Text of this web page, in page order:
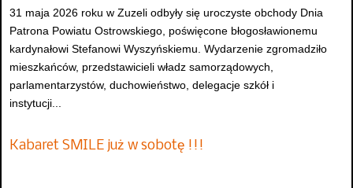
31 maja 2026 roku w Zuzeli odbyły się uroczyste obchody Dnia
Patrona Powiatu Ostrowskiego, poświęcone błogosławionemu
kardynałowi Stefanowi Wyszyńskiemu. Wydarzenie zgromadziło
mieszkańców, przedstawicieli władz samorządowych,
parlamentarzystów, duchowieństwo, delegacje szkół i
instytucji...
Kabaret SMILE już w sobotę !!!